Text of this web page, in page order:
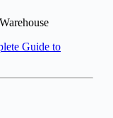
Guide to